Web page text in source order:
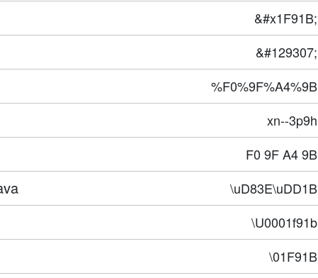
&#x1F91B;
&#129307;
%F0%9F%A4%9B
xn--3p9h
F0 9F A4 9B
\uD83E\uDD1B
\U0001f91b
\01F91B